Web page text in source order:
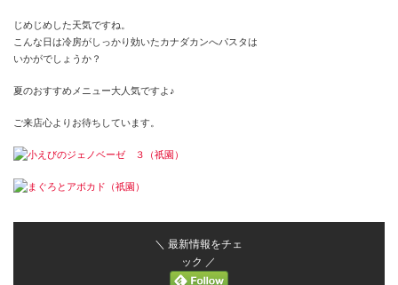
カテゴリー
じめじめした天気ですね。
こんな日は冷房がしっかり効いたカナダカンへパスタは
いかがでしょうか？
夏のおすすめメニュー大人気ですよ♪
ご来店心よりお待ちしています。
＼ 最新情報をチェ
ック ／